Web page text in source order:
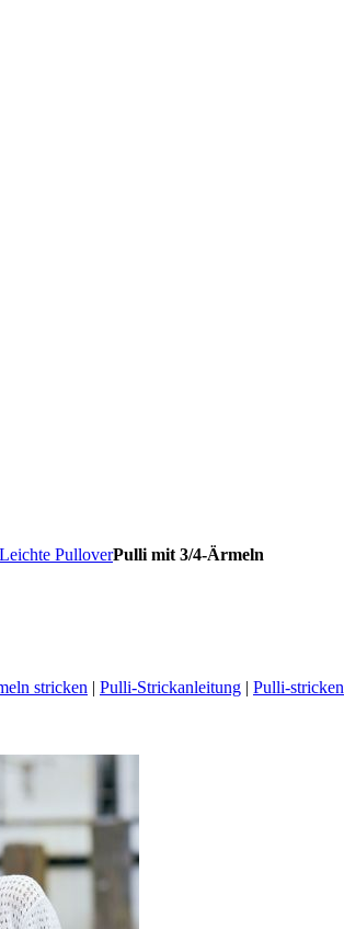
Leichte PulloverPulli mit 3/4-Ärmeln
stricken | Pulli-Strickanleitung | Pulli-stricken